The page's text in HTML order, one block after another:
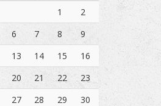
1
2
6 7 8
9
13 14 15
16
20 21 22
23
27 28 29
30